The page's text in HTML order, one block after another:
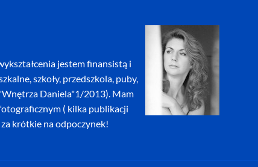
jestem finansistą i
szkoły, przedszkola, puby,
Daniela"1/2013). Mam
( kilka publikacji
krótkie na odpoczynek!